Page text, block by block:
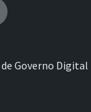
Governo Digital